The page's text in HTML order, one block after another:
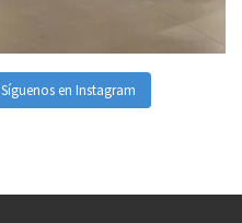
Síguenos en Instagram